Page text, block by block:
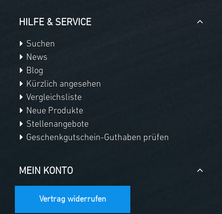
HILFE & SERVICE
Suchen
News
Blog
Kürzlich angesehen
Vergleichsliste
Neue Produkte
Stellenangebote
Geschenkgutschein-Guthaben prüfen
MEIN KONTO
Vertrag widerrufen